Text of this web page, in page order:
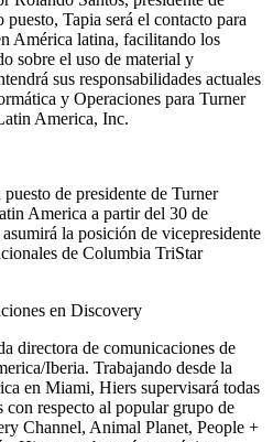
Tapia será el contacto para
América latina, facilitando los
sobre el uso de material y
sus responsabilidades actuales
y Operaciones para Turner
America, Inc.
de presidente de Turner
America a partir del 30 de
la posición de vicepresidente
de Columbia TriStar
en Discovery
directora de comunicaciones de
Iberia. Trabajando desde la
en Miami, Hiers supervisará todas
con respecto al popular grupo de
Channel, Animal Planet, People +